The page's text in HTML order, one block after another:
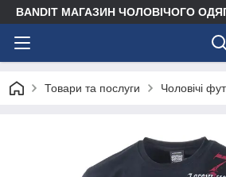
BANDIT МАГАЗИН ЧОЛОВІЧОГО
Товари та послуги Чоловічі